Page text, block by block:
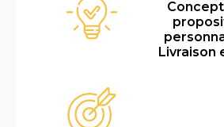
Livraison